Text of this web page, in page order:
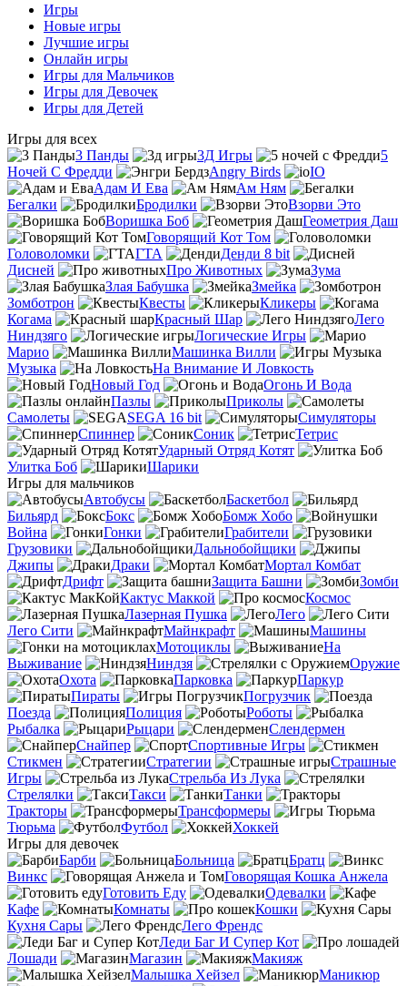
Игры
Новые игры
Лучшие игры
Онлайн игры
Игры для Мальчиков
Игры для Девочек
Игры для Детей
Игры для всех
3 Панды
3Д Игры
5
Ночей С Фредди
Angry Birds
IO
Адам И Ева
Ам Ням
Бегалки
Бродилки
Взорви Это
Воришка Боб
Геометрия Даш
Говорящий Кот Том
Головоломки
ГТА
Денди 8 bit
Дисней
Про Животных
Зума
Злая Бабушка
Змейка
Зомботрон
Квесты
Кликеры
Когама
Красный Шар
Лего
Ниндзяго
Логические Игры
Марио
Машинка Вилли
Музыка
На Внимание И Ловкость
Новый Год
Огонь И Вода
Пазлы
Приколы
Самолеты
SEGA 16 bit
Симуляторы
Спиннер
Соник
Тетрис
Ударный Отряд Котят
Улитка Боб
Шарики
Игры для мальчиков
Автобусы
Баскетбол
Бильярд
Бокс
Бомж Хобо
Война
Гонки
Грабители
Грузовики
Дальнобойщики
Джипы
Драки
Мортал Комбат
Дрифт
Защита Башни
Зомби
Кактус Маккой
Космос
Лазерная Пушка
Лего
Лего Сити
Майнкрафт
Машины
Мотоциклы
На
Выживание
Ниндзя
Оружие
Охота
Парковка
Паркур
Пираты
Погрузчик
Поезда
Полиция
Роботы
Рыбалка
Рыцари
Слендермен
Снайпер
Спортивные Игры
Стикмен
Стратегии
Страшные
Игры
Стрельба Из Лука
Стрелялки
Такси
Танки
Тракторы
Трансформеры
Тюрьма
Футбол
Хоккей
Игры для девочек
Барби
Больница
Братц
Винкс
Говорящая Кошка Анжела
Готовить Еду
Одевалки
Кафе
Комнаты
Кошки
Кухня Сары
Лего Френдс
Леди Баг И Супер Кот
Лошади
Магазин
Макияж
Малышка Хейзел
Маникюр